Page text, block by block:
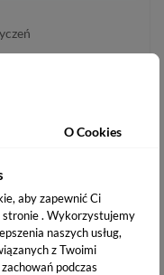
O Cookies
aby zapewnić Ci
stronie . Wykorzystujemy
naszych usług,
z Twoimi
podczas